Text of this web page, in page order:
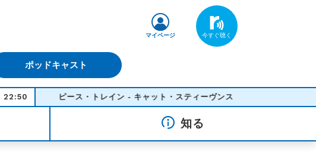
ポッドキャスト
マイページ
22:50 ピース・トレイン - キャット・スティーヴンス
知る